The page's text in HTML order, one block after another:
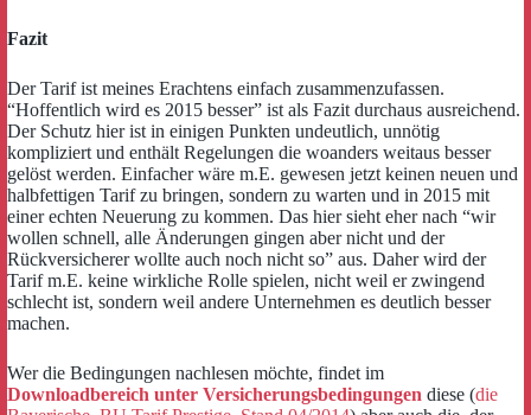
Fazit
Der Tarif ist meines Erachtens einfach zusammenzufassen.
“Hoffentlich wird es 2015 besser” ist als Fazit durchaus ausreichend.
Der Schutz hier ist in einigen Punkten undeutlich, unnötig
kompliziert und enthält Regelungen die woanders weitaus besser
gelöst werden. Einfacher wäre m.E. gewesen jetzt keinen neuen und
halbfettigen Tarif zu bringen, sondern zu warten und in 2015 mit
einer echten Neuerung zu kommen. Das hier sieht eher nach “wir
wollen schnell, alle Änderungen gingen aber nicht und der
Rückversicherer wollte auch noch nicht so” aus. Daher wird der
Tarif m.E. keine wirkliche Rolle spielen, nicht weil er zwingend
schlecht ist, sondern weil andere Unternehmen es deutlich besser
machen.
Wer die Bedingungen nachlesen möchte, findet im
Downloadbereich unter Versicherungsbedingungen diese (die